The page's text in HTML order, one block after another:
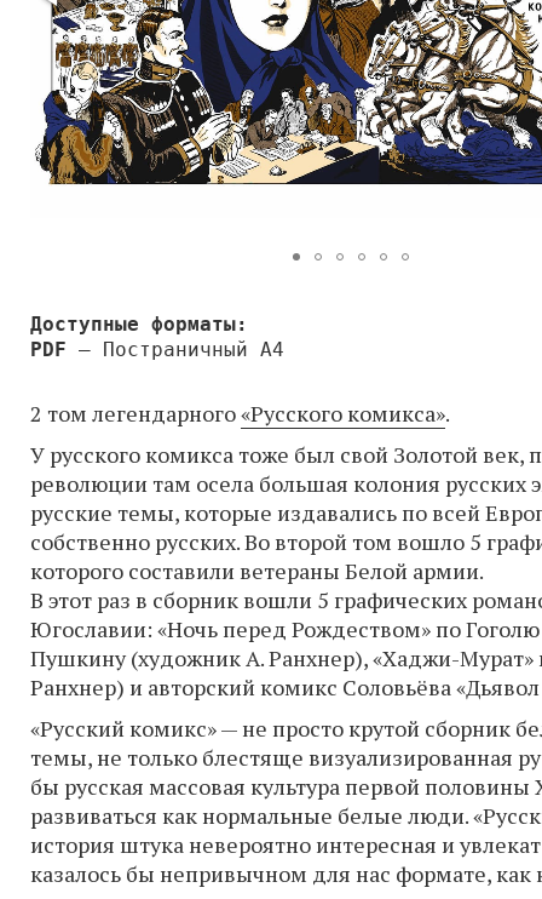
Доступные форматы:
PDF — Постраничный A4
2 том легендарного«Русского комикса».
У русского комикса тоже был свой Золотой век,
революции там осела большая колония
русские темы, которые издавались по всей
собственно русских. Во второй том вошло 5
которого составили ветераны Белой армии.
В этот раз в сборник вошли 5 графических
Югославии: «Ночь перед Рождеством» по
Пушкину (художник А. Ранхнер), «Хаджи-Мурат»
Ранхнер) и авторский комикс Соловьёва
«Русский комикс» — не просто крутой сборник
темы, не только блестяще визуализированная
бы русская массовая культура первой
развиваться как нормальные белые люди.
история штука невероятно интересная и
казалось бы непривычном для нас формате, как